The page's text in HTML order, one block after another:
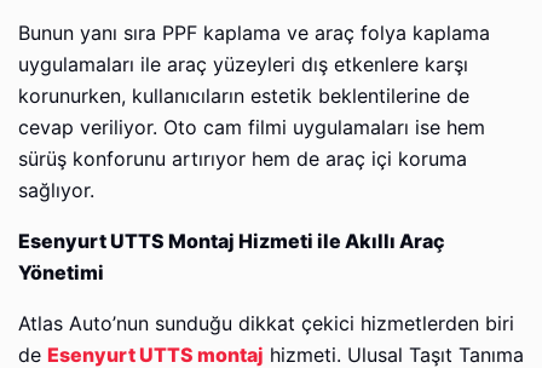
Bunun yanı sıra PPF kaplama ve araç folya kaplama
uygulamaları ile araç yüzeyleri dış etkenlere karşı
korunurken, kullanıcıların estetik beklentilerine de
cevap veriliyor. Oto cam filmi uygulamaları ise hem
sürüş konforunu artırıyor hem de araç içi koruma
sağlıyor.
Esenyurt UTTS Montaj Hizmeti ile Akıllı Araç
Yönetimi
Atlas Auto’nun sunduğu dikkat çekici hizmetlerden biri
de Esenyurt UTTS montaj hizmeti. Ulusal Taşıt Tanıma